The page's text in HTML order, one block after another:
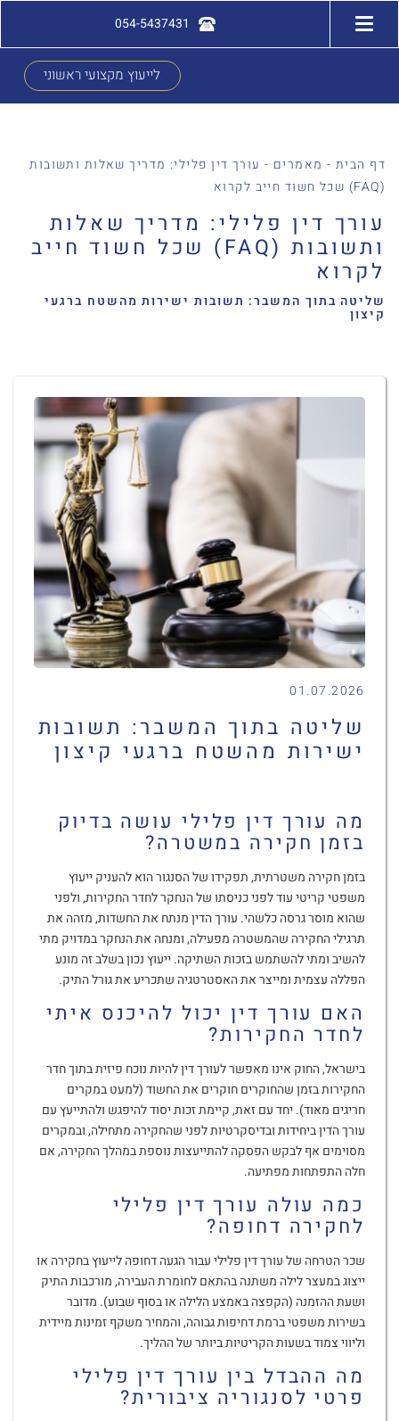
054-5437431
לייעוץ מקצועי ראשוני
דף הבית - מאמרים - עורך דין פלילי: מדריך שאלות ותשובות
(FAQ) שכל חשוד חייב לקרוא
עורך דין פלילי: מדריך שאלות
ותשובות (FAQ) שכל חשוד חייב
לקרוא
שליטה בתוך המשבר: תשובות ישירות מהשטח ברגעי
קיצון
01.07.2026
שליטה בתוך המשבר: תשובות
ישירות מהשטח ברגעי קיצון
מה עורך דין פלילי עושה בדיוק
בזמן חקירה במשטרה?
בזמן חקירה משטרתית, תפקידו של הסנגור הוא להעניק ייעוץ
משפטי קריטי עוד לפני כניסתו של הנחקר לחדר החקירות, ולפני
שהוא מוסר גרסה כלשהי. עורך הדין מנתח את החשדות, מזהה את
תרגילי החקירה שהמשטרה מפעילה, ומנחה את הנחקר במדויק מתי
להשיב ומתי להשתמש בזכות השתיקה. ייעוץ נכון בשלב זה מונע
הפללה עצמית ומייצר את האסטרטגיה שתכריע את גורל התיק.
האם עורך דין יכול להיכנס איתי
לחדר החקירות?
בישראל, החוק אינו מאפשר לעורך דין להיות נוכח פיזית בתוך חדר
החקירות בזמן שהחוקרים חוקרים את החשוד (למעט במקרים
חריגים מאוד). יחד עם זאת, קיימת זכות יסוד להיפגש ולהתייעץ עם
עורך הדין ביחידות ובדיסקרטיות לפני שהחקירה מתחילה, ובמקרים
מסוימים אף לבקש הפסקה להתייעצות נוספת במהלך החקירה, אם
חלה התפתחות מפתיעה.
כמה עולה עורך דין פלילי
לחקירה דחופה?
שכר הטרחה של עורך דין פלילי עבור הגעה דחופה לייעוץ בחקירה או
ייצוג במעצר לילה משתנה בהתאם לחומרת העבירה, מורכבות התיק
ושעת ההזמנה (הקפצה באמצע הלילה או בסוף שבוע). מדובר
בשירות משפטי ברמת דחיפות גבוהה, והמחיר משקף זמינות מיידית
וליווי צמוד בשעות הקריטיות ביותר של ההליך.
מה ההבדל בין עורך דין פלילי
פרטי לסנגוריה ציבורית?